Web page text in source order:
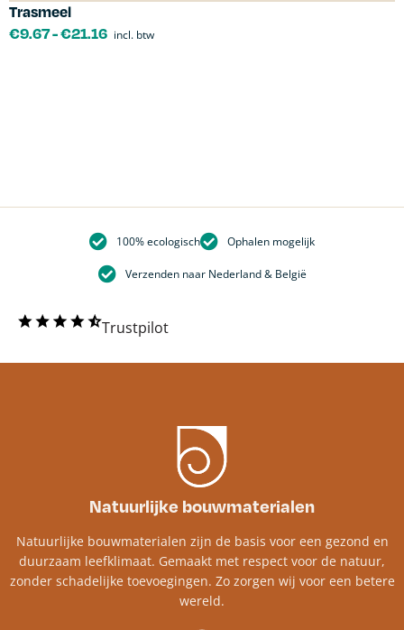
Trasmeel
€9.67-€21.16 incl. btw
100% ecologisch Ophalen mogelijk
Verzenden naar Nederland & België
Trustpilot
Natuurlijke bouwmaterialen
Natuurlijke bouwmaterialen zijn de basis voor een gezond en
duurzaam leefklimaat. Gemaakt met respect voor de natuur,
zonder schadelijke toevoegingen. Zo zorgen wij voor een betere
wereld.